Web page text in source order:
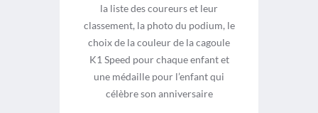
la liste des coureurs et leur
classement, la photo du podium, le
choix de la couleur de la cagoule
K1 Speed pour chaque enfant et
une médaille pour l’enfant qui
célèbre son anniversaire